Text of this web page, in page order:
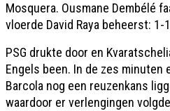
Mosquera. Ousmane Dembélé
vloerde David Raya beheerst: 1-
PSG drukte door en
Engels been. In de zes minuten
Barcola nog een reuzenkans
waardoor er verlengingen